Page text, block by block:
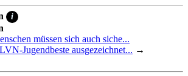
i
müssen sich auch siche...
Jugendbeste ausgezeichnet... →